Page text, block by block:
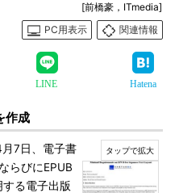
[前橋豪，ITmedia]
PC用表示
関連情報
LINE Hatena
作成
7日、電子書
らびにEPUB
る電子出版